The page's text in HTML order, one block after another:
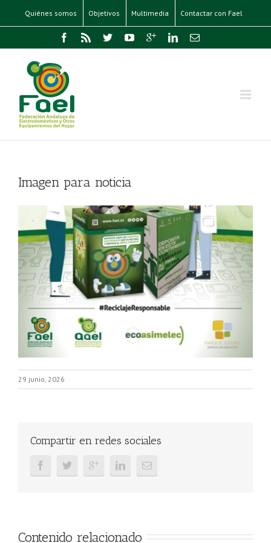
Quiénes somos Objetivos Multimedia Contactar con Fael
Imagen para noticia
29 junio, 2026
Compartir en redes sociales
Contenido relacionado